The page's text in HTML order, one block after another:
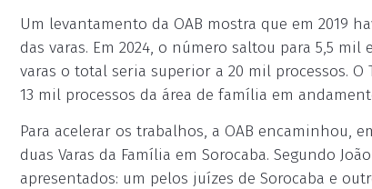
Um levantamento da OAB mostra que em 2019
das varas. Em 2024, o número saltou para 5,5
varas o total seria superior a 20 mil processos.
13 mil processos da área de família em
Para acelerar os trabalhos, a OAB encaminhou,
duas Varas da Família em Sorocaba. Segundo
apresentados: um pelos juízes de Sorocaba e